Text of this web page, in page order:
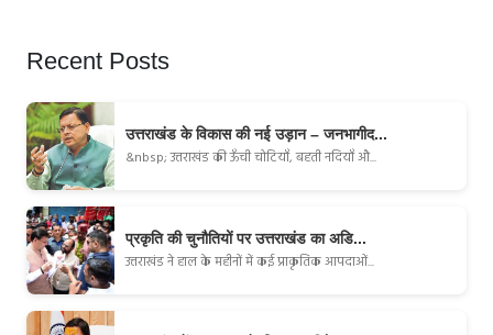
Recent Posts
उत्तराखंड के विकास की नई उड़ान – जनभागीद...
&nbsp; उत्तराखंड की ऊँची चोटियाँ, बहती नदियाँ औ...
प्रकृति की चुनौतियों पर उत्तराखंड का अडि...
उत्तराखंड ने हाल के महीनों में कई प्राकृतिक आपदाओं...